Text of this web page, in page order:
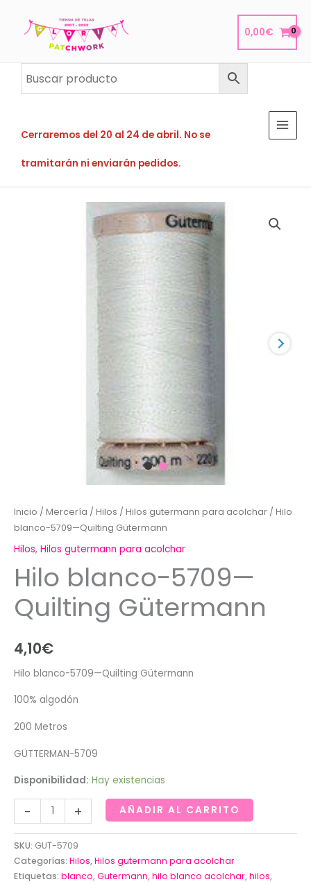
0,00€
Cerraremos del 20 al 24 de abril. No se
tramitarán ni enviarán pedidos.
Inicio / Mercería / Hilos / Hilos gutermann para acolchar / Hilo
blanco-5709—Quilting Gütermann
Hilos, Hilos gutermann para acolchar
Hilo blanco-5709—
Quilting Gütermann
4,10€
Hilo blanco-5709—Quilting Gütermann
100% algodón
200 Metros
GÜTTERMAN-5709
Disponibilidad: Hay existencias
-
blanco-
5709-
-
-
+ AÑADIR AL CARRITO
SKU: GUT-5709
Categorías: Hilos,Hilos gutermann para acolchar
Etiquetas: blanco,Gutermann,hilo blanco acolchar,hilos,